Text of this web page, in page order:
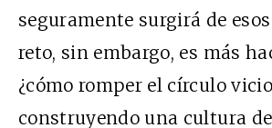
seguramente surgirá de
reto, sin embargo, es más
¿cómo romper el círculo
construyendo una cultura